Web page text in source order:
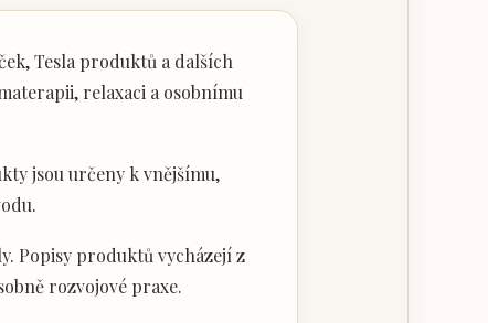
Tesla produktů a dalších
relaxaci a osobnímu
jsou určeny k vnějšímu,
Popisy produktů vycházejí z
rozvojové praxe.